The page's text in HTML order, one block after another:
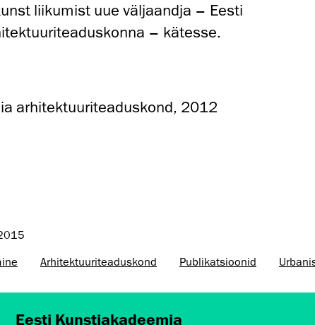
liikumist uue väljaandja – Eesti
– kätesse.
arhitektuuriteaduskond, 2012
Arhitektuuri­teaduskond Publikatsioonid
Eesti Kunstiakadeemia